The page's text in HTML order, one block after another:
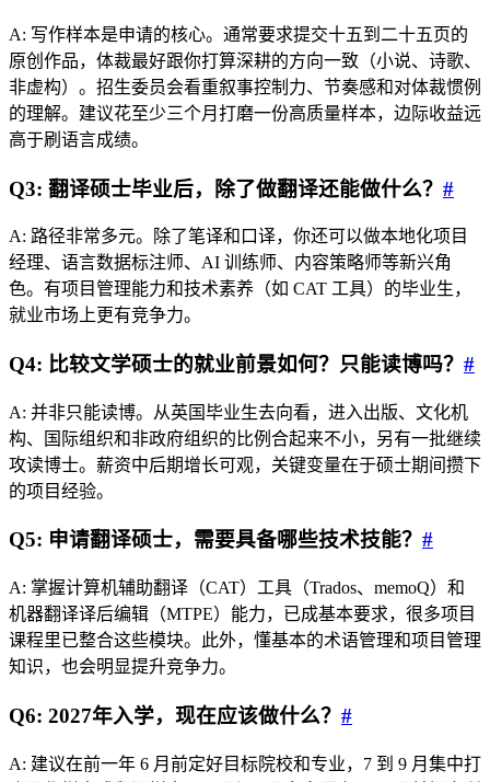
A: 写作样本是申请的核心。通常要求提交十五到二十五页的
原创作品，体裁最好跟你打算深耕的方向一致（小说、诗歌、
非虚构）。招生委员会看重叙事控制力、节奏感和对体裁惯例
的理解。建议花至少三个月打磨一份高质量样本，边际收益远
高于刷语言成绩。
Q3: 翻译硕士毕业后，除了做翻译还能做什么？ #
A: 路径非常多元。除了笔译和口译，你还可以做本地化项目
经理、语言数据标注师、AI 训练师、内容策略师等新兴角
色。有项目管理能力和技术素养（如 CAT 工具）的毕业生，
就业市场上更有竞争力。
Q4: 比较文学硕士的就业前景如何？只能读博吗？ #
A: 并非只能读博。从英国毕业生去向看，进入出版、文化机
构、国际组织和非政府组织的比例合起来不小，另有一批继续
攻读博士。薪资中后期增长可观，关键变量在于硕士期间攒下
的项目经验。
Q5: 申请翻译硕士，需要具备哪些技术技能？ #
A: 掌握计算机辅助翻译（CAT）工具（Trados、memoQ）和
机器翻译译后编辑（MTPE）能力，已成基本要求，很多项目
课程里已整合这些模块。此外，懂基本的术语管理和项目管理
知识，也会明显提升竞争力。
Q6: 2027年入学，现在应该做什么？ #
A: 建议在前一年 6 月前定好目标院校和专业，7 到 9 月集中打